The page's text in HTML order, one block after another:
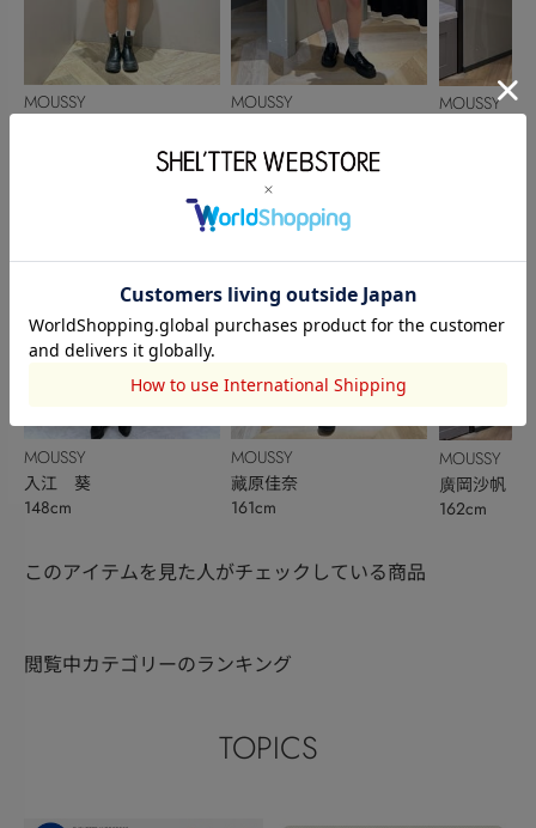
MOUSSY
MOUSSY
入江 葵
148cm
MOUSSY
161cm
MOUSSY
藏原佳奈
161cm
MOUSSY
MOUSSY
廣岡沙帆
162cm
このアイテムを見た人がチェックしている商品
閲覧中カテゴリーのランキング
TOPICS